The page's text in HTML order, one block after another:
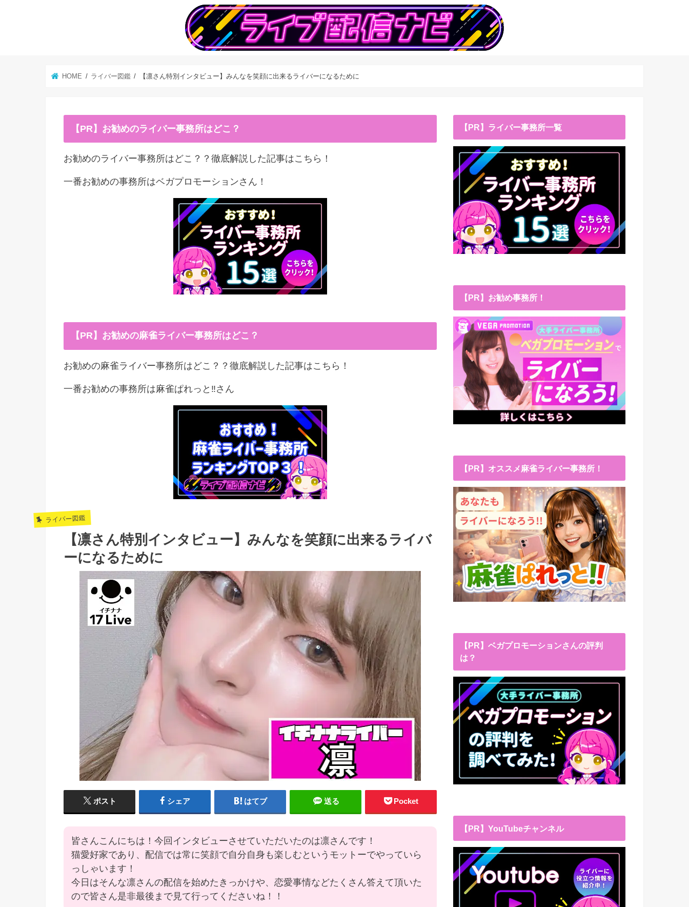
HOME ライバー図鑑 【凛さん特別インタビュー】みんなを笑顔に出来るライバーになるために
【PR】お勧めのライバー事務所はどこ？
お勧めのライバー事務所はどこ？？徹底解説した記事はこちら！
一番お勧めの事務所はベガプロモーションさん！
【PR】お勧めの麻雀ライバー事務所はどこ？
お勧めの麻雀ライバー事務所はどこ？？徹底解説した記事はこちら！
一番お勧めの事務所は麻雀ぱれっと‼︎さん
ライバー図鑑
【凛さん特別インタビュー】みんなを笑顔に出来るライバ
ーになるために
ポスト シェア はてブ 送る Pocket
皆さんこんにちは！今回インタビューさせていただいたのは凛さんです！
猫愛好家であり、配信では常に笑顔で自分自身も楽しむというモットーでやっていら
っしゃいます！
今日はそんな凛さんの配信を始めたきっかけや、恋愛事情などたくさん答えて頂いた
ので皆さん是非最後まで見て行ってくださいね！！
【PR】ライバー事務所一覧
【PR】お勧め事務所！
【PR】オススメ麻雀ライバー事務所！
【PR】ベガプロモーションさんの評判
は？
【PR】YouTubeチャンネル